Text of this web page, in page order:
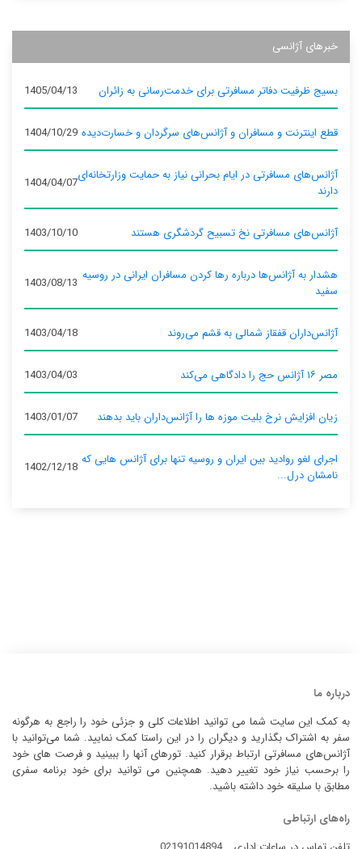
خبرهای آژانسی
بسیج ظرفیت دفاتر مسافرتی برای خدمت‌رسانی به زائران 1405/04/13
قطع اینترنت و مسافران و آژانس‌های سرگردان و خسارت‌دیده 1404/10/29
آژانس‌های مسافرتی در ایام بحرانی نیاز به حمایت وزارتخانه‌ای
دارند
1404/04/07
آژانس‌های مسافرتی نخ تسبیح گردشگری هستند 1403/10/10
هشدار به آژانس‌ها درباره رها کردن مسافران ایرانی در روسیه
سفید
1403/08/13
آژانس‌داران قفقاز شمالی به قشم می‌روند 1403/04/18
مصر ۱۶ آژانس حج را دادگاهی می‌کند 1403/04/03
زیان افزایش نرخ بلیت موزه ها را آژانس‌داران باید بدهند 1403/01/07
اجرای لغو روادید بین ایران و روسیه تنها برای آژانس‌ هایی که
نامشان درل...
1402/12/18
درباره ما
به کمک این سایت شما می توانید اطلاعات کلی و جزئی خود را راجع به هرگونه
سفر به اشتراک بگذارید و دیگران را در این راستا کمک نمایید. شما می‌توانید با
آژانس‌های مسافرتی ارتباط برقرار کنید. تورهای آنها را ببینید و فرصت های خود
را برحسب نیاز خود تغییر دهید. همچنین می توانید برای خود برنامه سفری
مطابق با سلیقه خود داشته باشید.
راه‌های ارتباطی